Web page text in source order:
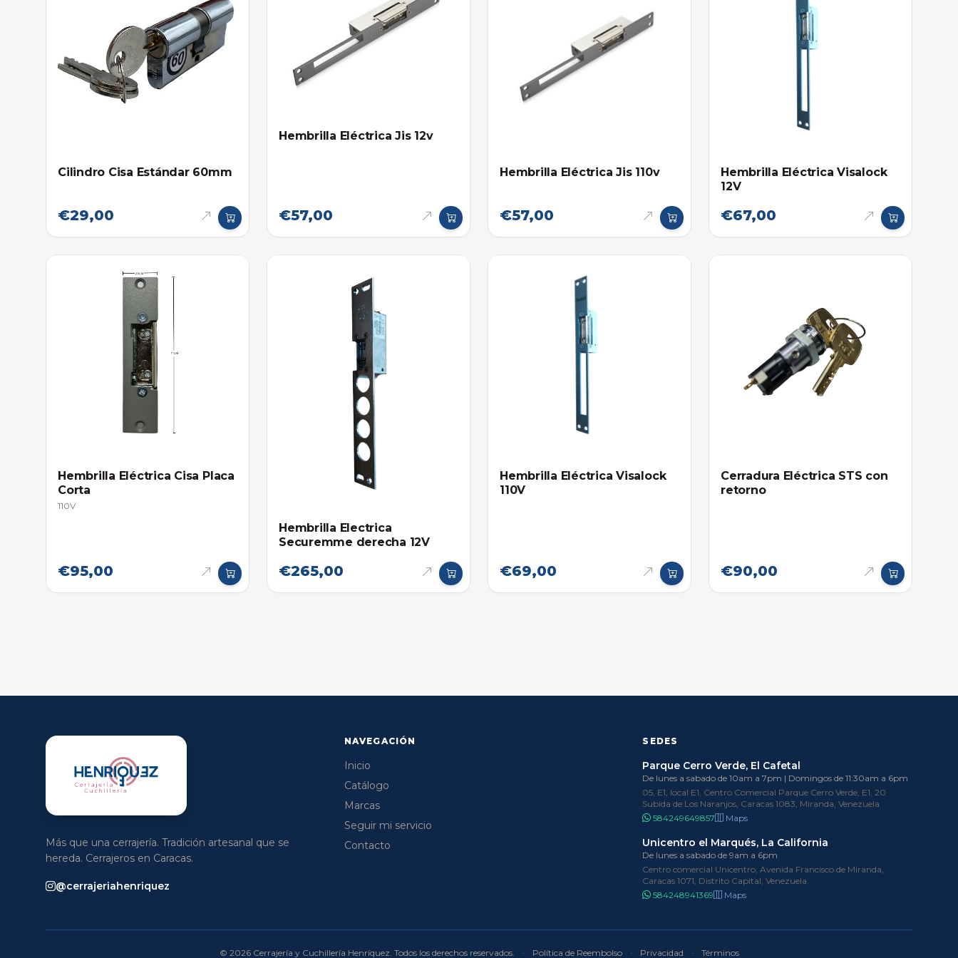
Cilindro Cisa Estándar 60mm
€29,00
Hembrilla Eléctrica Jis 12v
€57,00
Hembrilla Eléctrica Jis 110v
€57,00
Hembrilla Eléctrica Visalock
12V
€67,00
Hembrilla Eléctrica Cisa Placa
Corta
110V
€95,00
Hembrilla Electrica
Securemme derecha 12V
€265,00
Hembrilla Eléctrica Visalock
110V
€69,00
Cerradura Eléctrica STS con
retorno
€90,00
Más que una cerrajería. Tradición artesanal que se
hereda. Cerrajeros en Caracas.
@cerrajeriahenriquez
NAVEGACIÓN
Inicio
Catálogo
Marcas
Seguir mi servicio
Contacto
SEDES
Parque Cerro Verde, El Cafetal
De lunes a sabado de 10am a 7pm | Domingos de 11:30am a 6pm
05, E1, local E1, Centro Comercial Parque Cerro Verde, E1, 20
Subida de Los Naranjos, Caracas 1083, Miranda, Venezuela
584249649857
Maps
Unicentro el Marqués, La California
De lunes a sabado de 9am a 6pm
Centro comercial Unicentro, Avenida Francisco de Miranda,
Caracas 1071, Distrito Capital, Venezuela
584248941369
Maps
© 2026 Cerrajería y Cuchillería Henríquez. Todos los derechos reservados. · Política de Reembolso · Privacidad · Términos